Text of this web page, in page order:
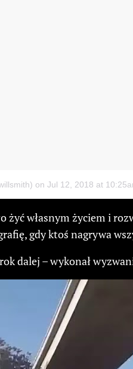
on Jul 12, 2018 at
własnym życiem i
gdy ktoś nagrywa
dalej – wykonał